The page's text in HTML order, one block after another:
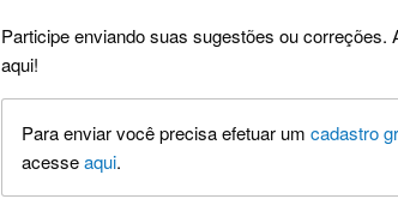
Participe enviando suas sugestões ou
aqui!
Para enviar você precisa efetuar um cadastro
acesseaqui.